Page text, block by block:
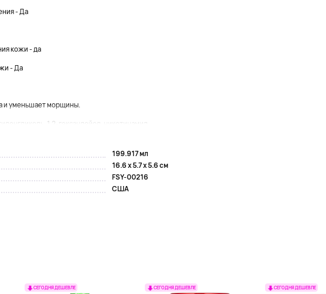
- Да
кожи - да
- Да
и уменьшает морщины.
1,2-гександейол, никотинамид,...
199.917 мл
16.6 x 5.7 x 5.6 см
FSY-00216
США
СЕГОДНЯ ДЕШЕВЛЕ СЕГОДНЯ ДЕШЕВЛЕ СЕГОДНЯ ДЕШЕВЛЕ